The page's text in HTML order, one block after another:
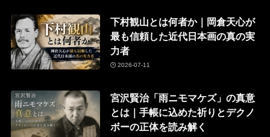
下村観山とは何者か｜岡倉天心が
最も信頼した近代日本画の真の実
力者
2026-07-11
宮沢賢治「雨ニモマケズ」の真意
とは｜手帳に込めた祈りとデクノ
ボーの正体を読み解く